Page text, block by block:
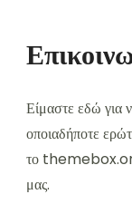
Είμαστε εδώ για
οποιαδήποτε
το
μας.